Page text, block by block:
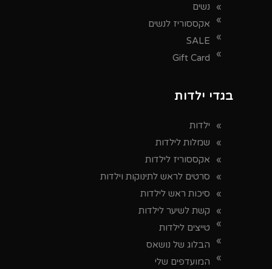
נשים
אקססוריז לנשים
SALE
Gift Card
בגדי ילדות
ילדות
שמלות לילדות
אקססוריז לילדות
סרטים לראש לתינוקות וילדות
סיכות ראש לילדות
קשת לשיער לילדות
טייצים לילדות
הבלוג של נושאס
המועדפים שלי